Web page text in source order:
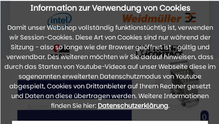
Auszug der Marken unseres Portfolios
Information zur Verwendung von Cookies
Damit unser Webshop vollständig funktionstüchtig ist, verwenden
wir Session-Cookies. Diese Art von Cookies sind nur während der
Sitzung - also so lange wie der Browser geöffnet ist - gültig und
verwendbar. Des weiteren möchten wir Sie darauf hinweisen, dass
durch das Starten von Youtube-Videos auf unser Webseite diese im
sogenannten erweiterten Datenschutzmodus von Youtube
abgespielt, Cookies von Drittanbieter auf Ihrem Rechner gesetzt
und Daten an diese übertragen werden. Weitere Informationen
finden Sie hier: Datenschutzerklärung.
0